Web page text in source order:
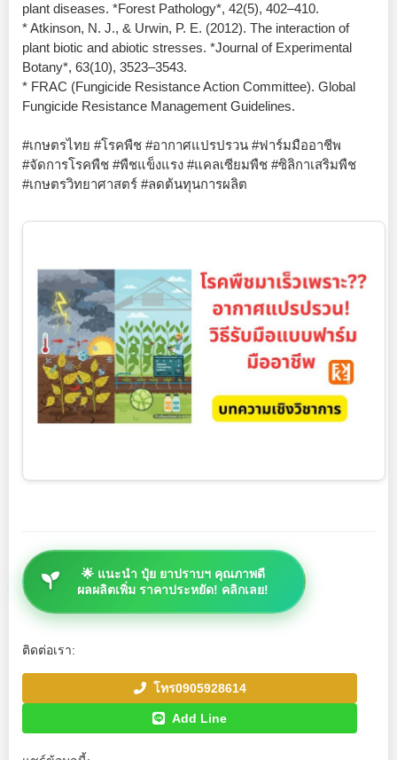
plant diseases. *Forest Pathology*, 42(5), 402–410.
* Atkinson, N. J., & Urwin, P. E. (2012). The interaction of
plant biotic and abiotic stresses. *Journal of Experimental
Botany*, 63(10), 3523–3543.
* FRAC (Fungicide Resistance Action Committee). Global
Fungicide Resistance Management Guidelines.
#เกษตรไทย #โรคพืช #อากาศแปรปรวน #ฟาร์มมืออาชีพ
#จัดการโรคพืช #พืชแข็งแรง #แคลเซียมพืช #ซิลิกาเสริมพืช
#เกษตรวิทยาศาสตร์ #ลดต้นทุนการผลิต
🌟 แนะนำ ปุ๋ย ยาปราบฯ คุณภาพดี
ผลผลิตเพิ่ม ราคาประหยัด! คลิกเลย!
ติดต่อเรา:
โทร0905928614
Add Line